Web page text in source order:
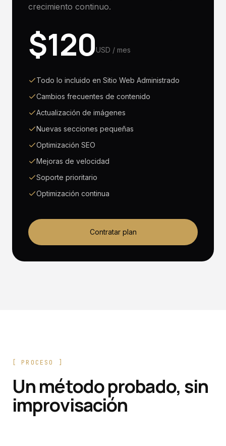
crecimiento continuo.
$120USD / mes
Todo lo incluido en Sitio Web Administrado
Cambios frecuentes de contenido
Actualización de imágenes
Nuevas secciones pequeñas
Optimización SEO
Mejoras de velocidad
Soporte prioritario
Optimización continua
Contratar plan
PROCESO
Un método probado, sin
improvisación